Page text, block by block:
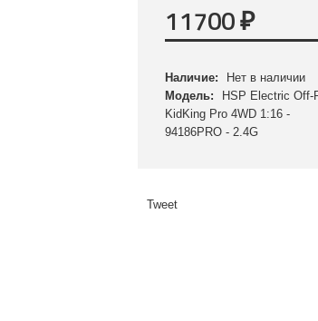
11700₽
Наличие:
Нет в наличии
Модель:
HSP Electric Off-
KidKing Pro 4WD 1:16 -
94186PRO - 2.4G
Tweet